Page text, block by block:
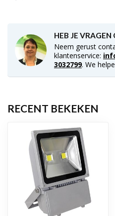
HEB JE
Neem gerust
klantenservice:
3032799. We
RECENT BEKEKEN